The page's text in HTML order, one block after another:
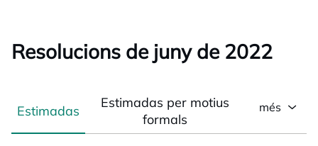
Resolucions de juny de 2022
Estimadas
Estimadas per motius
formals
més